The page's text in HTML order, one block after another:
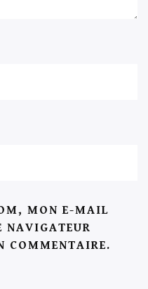
MON E-MAIL
NAVIGATEUR
COMMENTAIRE.